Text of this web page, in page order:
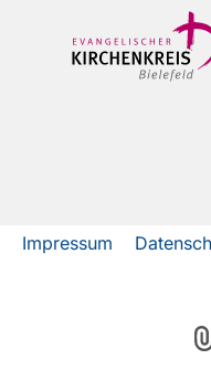
Impressum